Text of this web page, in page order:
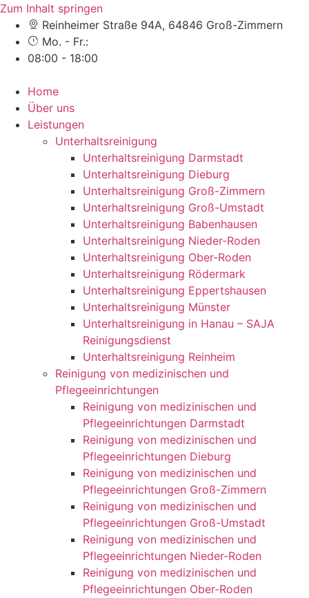
Zum Inhalt springen
Reinheimer Straße 94A, 64846 Groß-Zimmern
Mo. - Fr.:
08:00 - 18:00
Home
Über uns
Leistungen
Unterhaltsreinigung
Unterhaltsreinigung Darmstadt
Unterhaltsreinigung Dieburg
Unterhaltsreinigung Groß-Zimmern
Unterhaltsreinigung Groß-Umstadt
Unterhaltsreinigung Babenhausen
Unterhaltsreinigung Nieder-Roden
Unterhaltsreinigung Ober-Roden
Unterhaltsreinigung Rödermark
Unterhaltsreinigung Eppertshausen
Unterhaltsreinigung Münster
Unterhaltsreinigung in Hanau – SAJA
Reinigungsdienst
Unterhaltsreinigung Reinheim
Reinigung von medizinischen und
Pflegeeinrichtungen
Reinigung von medizinischen und
Pflegeeinrichtungen Darmstadt
Reinigung von medizinischen und
Pflegeeinrichtungen Dieburg
Reinigung von medizinischen und
Pflegeeinrichtungen Groß-Zimmern
Reinigung von medizinischen und
Pflegeeinrichtungen Groß-Umstadt
Reinigung von medizinischen und
Pflegeeinrichtungen Nieder-Roden
Reinigung von medizinischen und
Pflegeeinrichtungen Ober-Roden